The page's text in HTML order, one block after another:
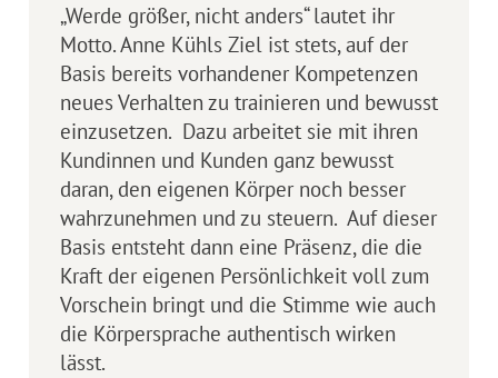
„Werde größer, nicht anders“ lautet ihr
Motto. Anne Kühls Ziel ist stets, auf der
Basis bereits vorhan­de­ner Kompetenzen
neues Verhalten zu trainieren und bewusst
einzusetzen. Dazu arbeitet sie mit ihren
Kundinnen und Kunden ganz bewusst
daran, den eigenen Körper noch besser
wahr­zunehmen und zu steuern. Auf dieser
Basis entsteht dann eine Präsenz, die die
Kraft der eigenen Persönlichkeit voll zum
Vorschein bringt und die Stimme wie auch
die Körpersprache authentisch wirken
lässt.